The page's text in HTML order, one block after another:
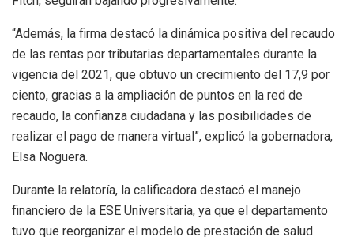
“Además, la firma destacó la dinámica positiva del recaudo
de las rentas por tributarias departamentales durante la
vigencia del 2021, que obtuvo un crecimiento del 17,9 por
ciento, gracias a la ampliación de puntos en la red de
recaudo, la confianza ciudadana y las posibilidades de
realizar el pago de manera virtual”, explicó la gobernadora,
Elsa Noguera.
Durante la relatoría, la calificadora destacó el manejo
financiero de la ESE Universitaria, ya que el departamento
tuvo que reorganizar el modelo de prestación de salud